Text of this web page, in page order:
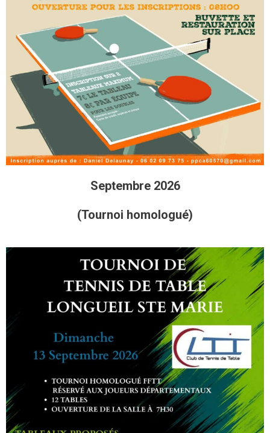
Septembre 2026
(Tournoi homologué)